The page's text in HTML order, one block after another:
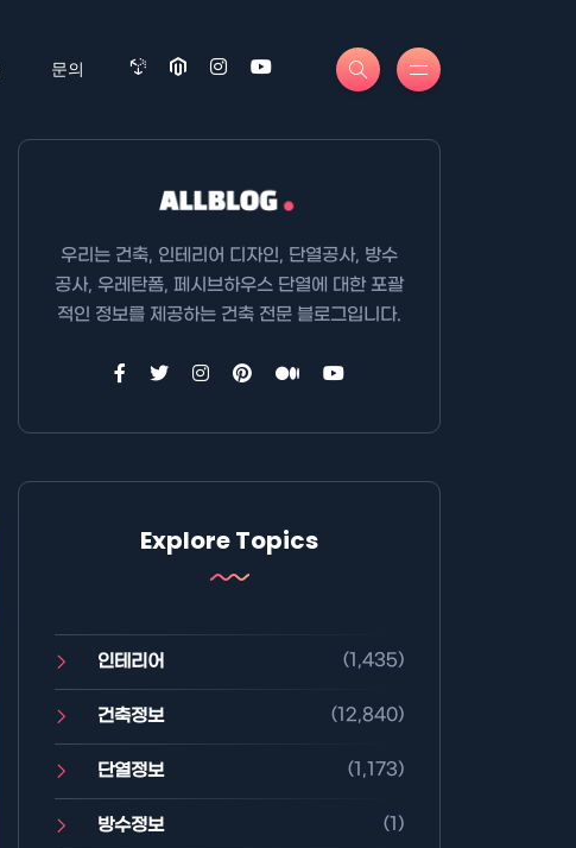
문의
우리는 건축, 인테리어 디자인, 단열공사, 방수
공사, 우레탄폼, 페시브하우스 단열에 대한 포괄
적인 정보를 제공하는 건축 전문 블로그입니다.
Explore Topics
인테리어 (1,435)
건축정보 (12,840)
단열정보 (1,173)
방수정보 (1)